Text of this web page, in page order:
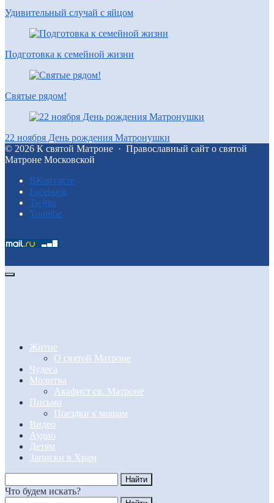
Удивительный случай с яйцом
Подготовка к семейной жизни
Святые рядом!
22 ноября День рождения Матронушки
© 2026 К святой Матроне · Православный сайт о святой
Матроне Московской
BКонтакте
Facebook
Twitter
Youtube
Житие
О святой Матроне
Чудеса
Молитва
Акафист св. Матроне
Письмо
Поездки к мощам
Видео
Аудио
Детям
Записки в Храм
Что будем искать?